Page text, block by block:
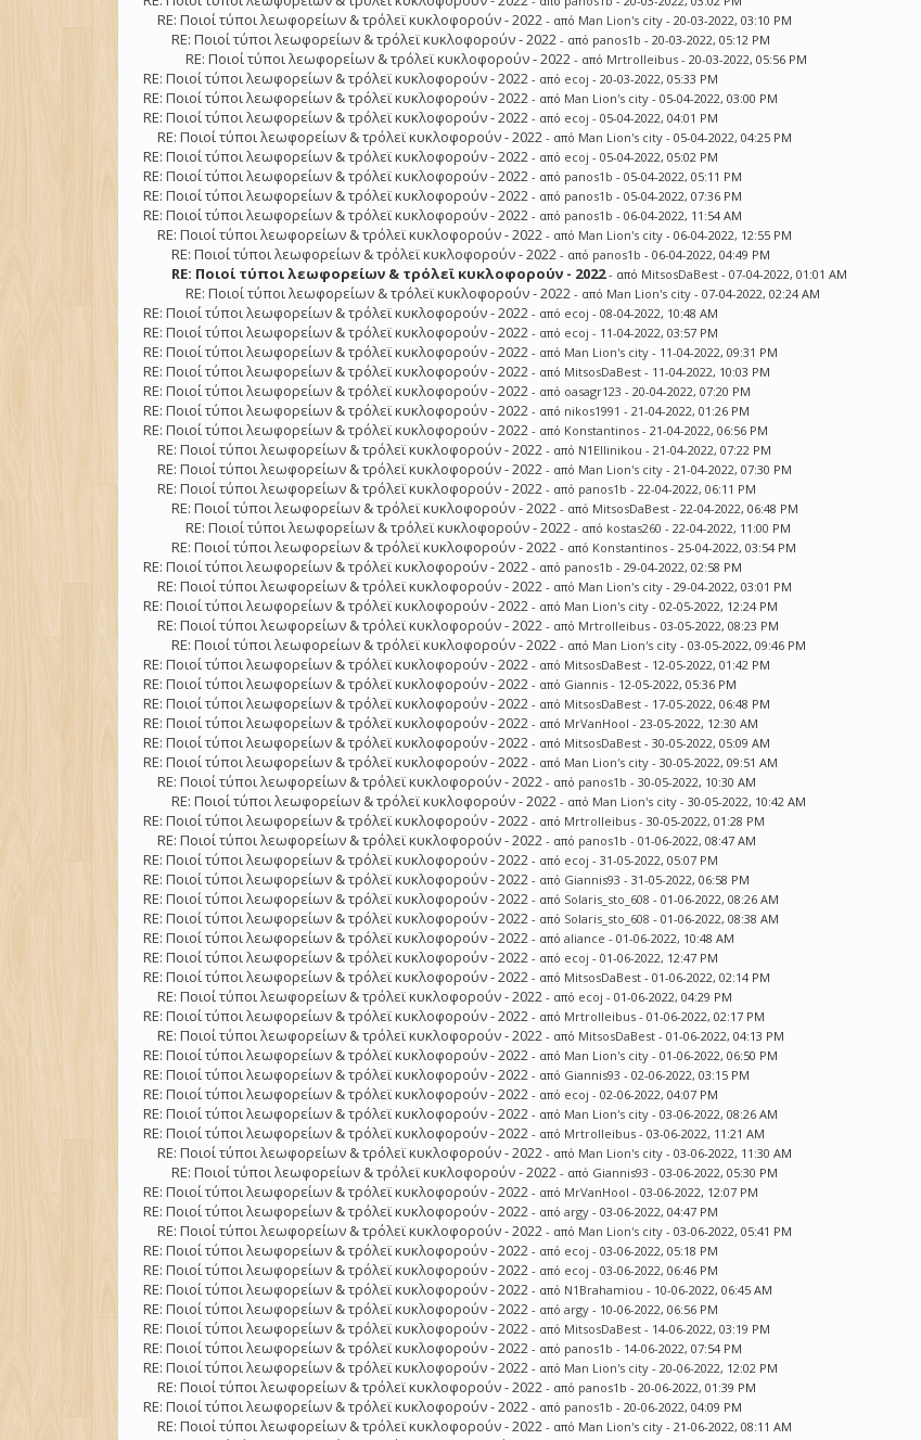
RE: Ποιοί τύποι λεωφορείων & τρόλεϊ κυκλοφορούν - 2022 - από Man Lion's city - 20-03-2022, 03:10 PM
RE: Ποιοί τύποι λεωφορείων & τρόλεϊ κυκλοφορούν - 2022 - από panos1b - 20-03-2022, 05:12 PM
RE: Ποιοί τύποι λεωφορείων & τρόλεϊ κυκλοφορούν - 2022 - από Mrtrolleibus - 20-03-2022, 05:56 PM
RE: Ποιοί τύποι λεωφορείων & τρόλεϊ κυκλοφορούν - 2022 - από ecoj - 20-03-2022, 05:33 PM
RE: Ποιοί τύποι λεωφορείων & τρόλεϊ κυκλοφορούν - 2022 - από Man Lion's city - 05-04-2022, 03:00 PM
RE: Ποιοί τύποι λεωφορείων & τρόλεϊ κυκλοφορούν - 2022 - από ecoj - 05-04-2022, 04:01 PM
RE: Ποιοί τύποι λεωφορείων & τρόλεϊ κυκλοφορούν - 2022 - από Man Lion's city - 05-04-2022, 04:25 PM
RE: Ποιοί τύποι λεωφορείων & τρόλεϊ κυκλοφορούν - 2022 - από ecoj - 05-04-2022, 05:02 PM
RE: Ποιοί τύποι λεωφορείων & τρόλεϊ κυκλοφορούν - 2022 - από panos1b - 05-04-2022, 05:11 PM
RE: Ποιοί τύποι λεωφορείων & τρόλεϊ κυκλοφορούν - 2022 - από panos1b - 05-04-2022, 07:36 PM
RE: Ποιοί τύποι λεωφορείων & τρόλεϊ κυκλοφορούν - 2022 - από panos1b - 06-04-2022, 11:54 AM
RE: Ποιοί τύποι λεωφορείων & τρόλεϊ κυκλοφορούν - 2022 - από Man Lion's city - 06-04-2022, 12:55 PM
RE: Ποιοί τύποι λεωφορείων & τρόλεϊ κυκλοφορούν - 2022 - από panos1b - 06-04-2022, 04:49 PM
RE: Ποιοί τύποι λεωφορείων & τρόλεϊ κυκλοφορούν - 2022 - από MitsosDaBest - 07-04-2022, 01:01 AM
RE: Ποιοί τύποι λεωφορείων & τρόλεϊ κυκλοφορούν - 2022 - από Man Lion's city - 07-04-2022, 02:24 AM
RE: Ποιοί τύποι λεωφορείων & τρόλεϊ κυκλοφορούν - 2022 - από ecoj - 08-04-2022, 10:48 AM
RE: Ποιοί τύποι λεωφορείων & τρόλεϊ κυκλοφορούν - 2022 - από ecoj - 11-04-2022, 03:57 PM
RE: Ποιοί τύποι λεωφορείων & τρόλεϊ κυκλοφορούν - 2022 - από Man Lion's city - 11-04-2022, 09:31 PM
RE: Ποιοί τύποι λεωφορείων & τρόλεϊ κυκλοφορούν - 2022 - από MitsosDaBest - 11-04-2022, 10:03 PM
RE: Ποιοί τύποι λεωφορείων & τρόλεϊ κυκλοφορούν - 2022 - από oasagr123 - 20-04-2022, 07:20 PM
RE: Ποιοί τύποι λεωφορείων & τρόλεϊ κυκλοφορούν - 2022 - από nikos1991 - 21-04-2022, 01:26 PM
RE: Ποιοί τύποι λεωφορείων & τρόλεϊ κυκλοφορούν - 2022 - από Konstantinos - 21-04-2022, 06:56 PM
RE: Ποιοί τύποι λεωφορείων & τρόλεϊ κυκλοφορούν - 2022 - από N1Ellinikou - 21-04-2022, 07:22 PM
RE: Ποιοί τύποι λεωφορείων & τρόλεϊ κυκλοφορούν - 2022 - από Man Lion's city - 21-04-2022, 07:30 PM
RE: Ποιοί τύποι λεωφορείων & τρόλεϊ κυκλοφορούν - 2022 - από panos1b - 22-04-2022, 06:11 PM
RE: Ποιοί τύποι λεωφορείων & τρόλεϊ κυκλοφορούν - 2022 - από MitsosDaBest - 22-04-2022, 06:48 PM
RE: Ποιοί τύποι λεωφορείων & τρόλεϊ κυκλοφορούν - 2022 - από kostas260 - 22-04-2022, 11:00 PM
RE: Ποιοί τύποι λεωφορείων & τρόλεϊ κυκλοφορούν - 2022 - από Konstantinos - 25-04-2022, 03:54 PM
RE: Ποιοί τύποι λεωφορείων & τρόλεϊ κυκλοφορούν - 2022 - από panos1b - 29-04-2022, 02:58 PM
RE: Ποιοί τύποι λεωφορείων & τρόλεϊ κυκλοφορούν - 2022 - από Man Lion's city - 29-04-2022, 03:01 PM
RE: Ποιοί τύποι λεωφορείων & τρόλεϊ κυκλοφορούν - 2022 - από Man Lion's city - 02-05-2022, 12:24 PM
RE: Ποιοί τύποι λεωφορείων & τρόλεϊ κυκλοφορούν - 2022 - από Mrtrolleibus - 03-05-2022, 08:23 PM
RE: Ποιοί τύποι λεωφορείων & τρόλεϊ κυκλοφορούν - 2022 - από Man Lion's city - 03-05-2022, 09:46 PM
RE: Ποιοί τύποι λεωφορείων & τρόλεϊ κυκλοφορούν - 2022 - από MitsosDaBest - 12-05-2022, 01:42 PM
RE: Ποιοί τύποι λεωφορείων & τρόλεϊ κυκλοφορούν - 2022 - από Giannis - 12-05-2022, 05:36 PM
RE: Ποιοί τύποι λεωφορείων & τρόλεϊ κυκλοφορούν - 2022 - από MitsosDaBest - 17-05-2022, 06:48 PM
RE: Ποιοί τύποι λεωφορείων & τρόλεϊ κυκλοφορούν - 2022 - από MrVanHool - 23-05-2022, 12:30 AM
RE: Ποιοί τύποι λεωφορείων & τρόλεϊ κυκλοφορούν - 2022 - από MitsosDaBest - 30-05-2022, 05:09 AM
RE: Ποιοί τύποι λεωφορείων & τρόλεϊ κυκλοφορούν - 2022 - από Man Lion's city - 30-05-2022, 09:51 AM
RE: Ποιοί τύποι λεωφορείων & τρόλεϊ κυκλοφορούν - 2022 - από panos1b - 30-05-2022, 10:30 AM
RE: Ποιοί τύποι λεωφορείων & τρόλεϊ κυκλοφορούν - 2022 - από Man Lion's city - 30-05-2022, 10:42 AM
RE: Ποιοί τύποι λεωφορείων & τρόλεϊ κυκλοφορούν - 2022 - από Mrtrolleibus - 30-05-2022, 01:28 PM
RE: Ποιοί τύποι λεωφορείων & τρόλεϊ κυκλοφορούν - 2022 - από panos1b - 01-06-2022, 08:47 AM
RE: Ποιοί τύποι λεωφορείων & τρόλεϊ κυκλοφορούν - 2022 - από ecoj - 31-05-2022, 05:07 PM
RE: Ποιοί τύποι λεωφορείων & τρόλεϊ κυκλοφορούν - 2022 - από Giannis93 - 31-05-2022, 06:58 PM
RE: Ποιοί τύποι λεωφορείων & τρόλεϊ κυκλοφορούν - 2022 - από Solaris_sto_608 - 01-06-2022, 08:26 AM
RE: Ποιοί τύποι λεωφορείων & τρόλεϊ κυκλοφορούν - 2022 - από Solaris_sto_608 - 01-06-2022, 08:38 AM
RE: Ποιοί τύποι λεωφορείων & τρόλεϊ κυκλοφορούν - 2022 - απόaliance - 01-06-2022, 10:48 AM
RE: Ποιοί τύποι λεωφορείων & τρόλεϊ κυκλοφορούν - 2022 - από ecoj - 01-06-2022, 12:47 PM
RE: Ποιοί τύποι λεωφορείων & τρόλεϊ κυκλοφορούν - 2022 - από MitsosDaBest - 01-06-2022, 02:14 PM
RE: Ποιοί τύποι λεωφορείων & τρόλεϊ κυκλοφορούν - 2022 - από ecoj - 01-06-2022, 04:29 PM
RE: Ποιοί τύποι λεωφορείων & τρόλεϊ κυκλοφορούν - 2022 - από Mrtrolleibus - 01-06-2022, 02:17 PM
RE: Ποιοί τύποι λεωφορείων & τρόλεϊ κυκλοφορούν - 2022 - από MitsosDaBest - 01-06-2022, 04:13 PM
RE: Ποιοί τύποι λεωφορείων & τρόλεϊ κυκλοφορούν - 2022 - από Man Lion's city - 01-06-2022, 06:50 PM
RE: Ποιοί τύποι λεωφορείων & τρόλεϊ κυκλοφορούν - 2022 - από Giannis93 - 02-06-2022, 03:15 PM
RE: Ποιοί τύποι λεωφορείων & τρόλεϊ κυκλοφορούν - 2022 - από ecoj - 02-06-2022, 04:07 PM
RE: Ποιοί τύποι λεωφορείων & τρόλεϊ κυκλοφορούν - 2022 - από Man Lion's city - 03-06-2022, 08:26 AM
RE: Ποιοί τύποι λεωφορείων & τρόλεϊ κυκλοφορούν - 2022 - από Mrtrolleibus - 03-06-2022, 11:21 AM
RE: Ποιοί τύποι λεωφορείων & τρόλεϊ κυκλοφορούν - 2022 - από Man Lion's city - 03-06-2022, 11:30 AM
RE: Ποιοί τύποι λεωφορείων & τρόλεϊ κυκλοφορούν - 2022 - από Giannis93 - 03-06-2022, 05:30 PM
RE: Ποιοί τύποι λεωφορείων & τρόλεϊ κυκλοφορούν - 2022 - από MrVanHool - 03-06-2022, 12:07 PM
RE: Ποιοί τύποι λεωφορείων & τρόλεϊ κυκλοφορούν - 2022 - απόargy - 03-06-2022, 04:47 PM
RE: Ποιοί τύποι λεωφορείων & τρόλεϊ κυκλοφορούν - 2022 - από Man Lion's city - 03-06-2022, 05:41 PM
RE: Ποιοί τύποι λεωφορείων & τρόλεϊ κυκλοφορούν - 2022 - από ecoj - 03-06-2022, 05:18 PM
RE: Ποιοί τύποι λεωφορείων & τρόλεϊ κυκλοφορούν - 2022 - από ecoj - 03-06-2022, 06:46 PM
RE: Ποιοί τύποι λεωφορείων & τρόλεϊ κυκλοφορούν - 2022 - από N1Brahamiou - 10-06-2022, 06:45 AM
RE: Ποιοί τύποι λεωφορείων & τρόλεϊ κυκλοφορούν - 2022 - απόargy - 10-06-2022, 06:56 PM
RE: Ποιοί τύποι λεωφορείων & τρόλεϊ κυκλοφορούν - 2022 - από MitsosDaBest - 14-06-2022, 03:19 PM
RE: Ποιοί τύποι λεωφορείων & τρόλεϊ κυκλοφορούν - 2022 - από panos1b - 14-06-2022, 07:54 PM
RE: Ποιοί τύποι λεωφορείων & τρόλεϊ κυκλοφορούν - 2022 - από Man Lion's city - 20-06-2022, 12:02 PM
RE: Ποιοί τύποι λεωφορείων & τρόλεϊ κυκλοφορούν - 2022 - από panos1b - 20-06-2022, 01:39 PM
RE: Ποιοί τύποι λεωφορείων & τρόλεϊ κυκλοφορούν - 2022 - από panos1b - 20-06-2022, 04:09 PM
RE: Ποιοί τύποι λεωφορείων & τρόλεϊ κυκλοφορούν - 2022 - από Man Lion's city - 21-06-2022, 08:11 AM